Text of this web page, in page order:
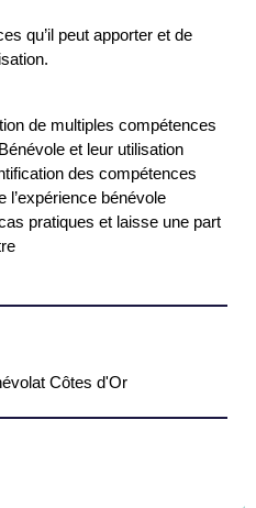
qu’il peut apporter et de
de multiples compétences
et leur utilisation
des compétences
l’expérience bénévole
pratiques et laisse une part
Côtes d'Or